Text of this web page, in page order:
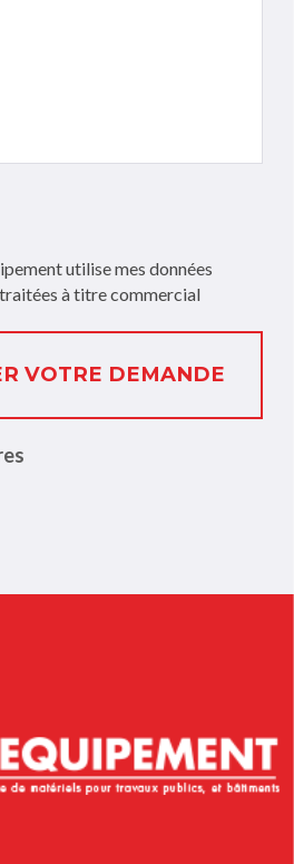
utilise mes données
à titre commercial
VOTRE DEMANDE